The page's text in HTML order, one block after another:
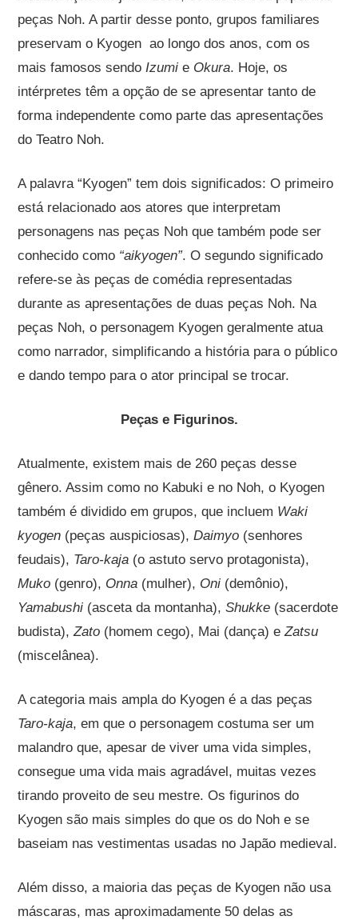
peças Noh. A partir desse ponto, grupos familiares
preservam o Kyogen ao longo dos anos, com os
mais famosos sendo Izumi e Okura. Hoje, os
intérpretes têm a opção de se apresentar tanto de
forma independente como parte das apresentações
do Teatro Noh.
A palavra “Kyogen” tem dois significados: O primeiro
está relacionado aos atores que interpretam
personagens nas peças Noh que também pode ser
conhecido como “aikyogen”. O segundo significado
refere-se às peças de comédia representadas
durante as apresentações de duas peças Noh. Na
peças Noh, o personagem Kyogen geralmente atua
como narrador, simplificando a história para o público
e dando tempo para o ator principal se trocar.
Peças e Figurinos.
Atualmente, existem mais de 260 peças desse
gênero. Assim como no Kabuki e no Noh, o Kyogen
também é dividido em grupos, que incluem Waki
kyogen (peças auspiciosas),Daimyo (senhores
feudais), Taro-kaja (o astuto servo protagonista),
Muko (genro), Onna (mulher), Oni (demônio),
Yamabushi (asceta da montanha),Shukke (sacerdote
budista),Zato (homem cego), Mai (dança) eZatsu
(miscelânea).
A categoria mais ampla do Kyogen é a das peças
Taro-kaja, em que o personagem costuma ser um
malandro que, apesar de viver uma vida simples,
consegue uma vida mais agradável, muitas vezes
tirando proveito de seu mestre. Os figurinos do
Kyogen são mais simples do que os do Noh e se
baseiam nas vestimentas usadas no Japão medieval.
Além disso, a maioria das peças de Kyogen não usa
máscaras, mas aproximadamente 50 delas as